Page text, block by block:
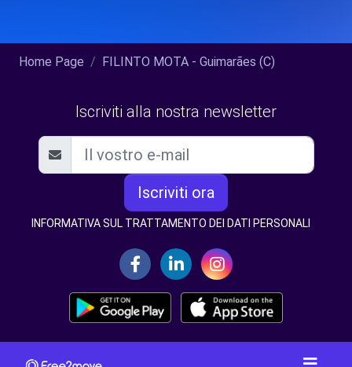
Home Page FILINTO MOTA - Guimarães (C)
Iscriviti alla nostra newsletter
Iscriviti ora
INFORMATIVA SUL TRATTAMENTO DEI DATI PERSONALI